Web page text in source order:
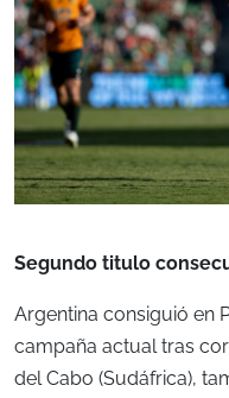
Segundo titulo
Argentina consiguió en
campaña actual tras
del Cabo (Sudáfrica),